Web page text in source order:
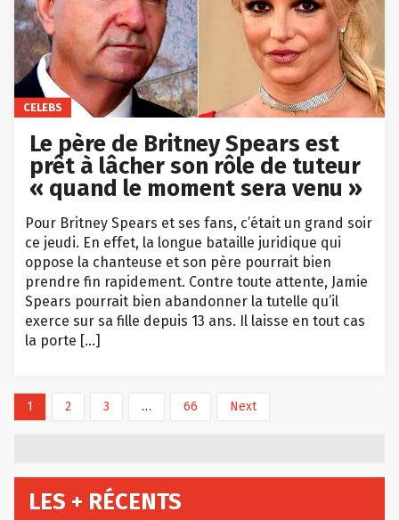
CELEBS
Le père de Britney Spears est
prêt à lâcher son rôle de tuteur
« quand le moment sera venu »
Pour Britney Spears et ses fans, c’était un grand soir
ce jeudi. En effet, la longue bataille juridique qui
oppose la chanteuse et son père pourrait bien
prendre fin rapidement. Contre toute attente, Jamie
Spears pourrait bien abandonner la tutelle qu’il
exerce sur sa fille depuis 13 ans. Il laisse en tout cas
la porte […]
1 2 3 … 66 Next
LES + RÉCENTS